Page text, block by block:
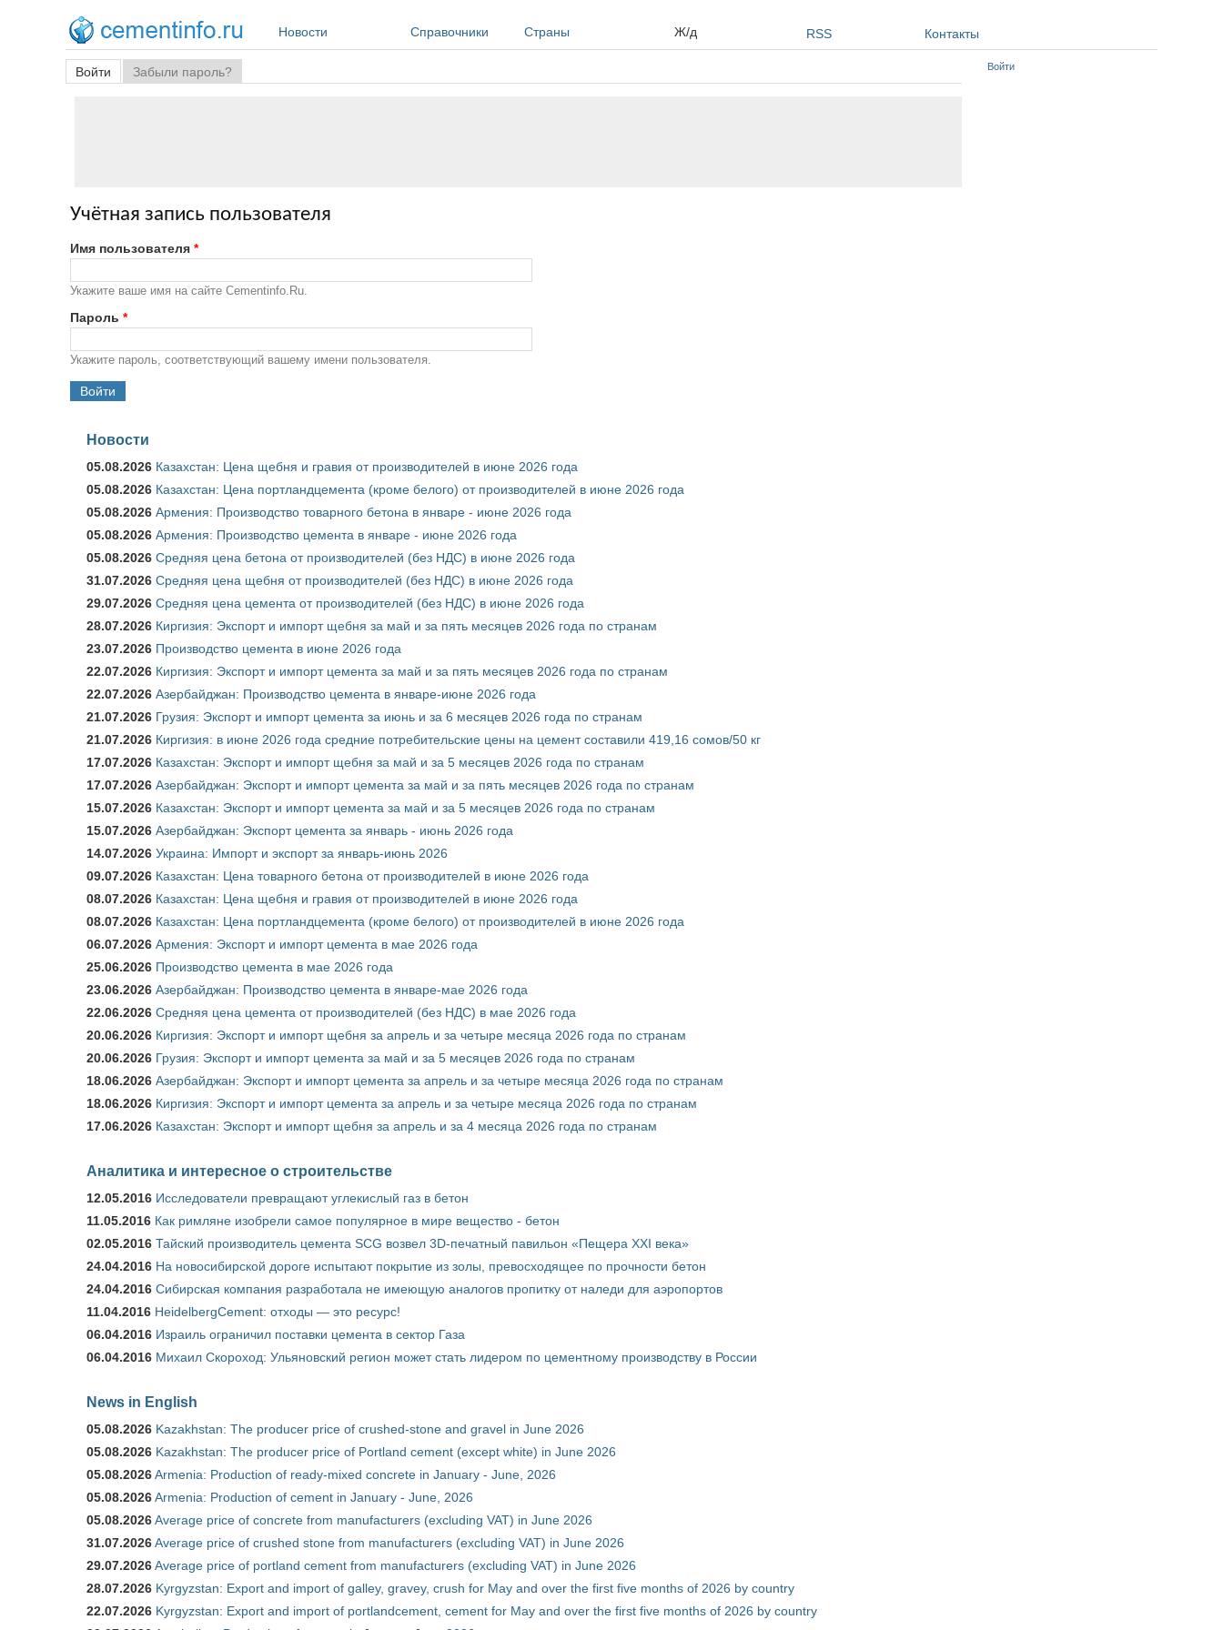
Новости
Справочники Страны Ж/д RSS Контакты
Главные вкладки
Войти (активная вкладка)
Забыли пароль?
Учётная запись пользователя
Имя пользователя *
Укажите ваше имя на сайте Cementinfo.Ru.
Пароль *
Укажите пароль, соответствующий вашему имени пользователя.
Новости
05.08.2026 Казахстан: Цена щебня и гравия от производителей в июне 2026 года
05.08.2026 Казахстан: Цена портландцемента (кроме белого) от производителей в июне 2026 года
05.08.2026 Армения: Производство товарного бетона в январе - июне 2026 года
05.08.2026 Армения: Производство цемента в январе - июне 2026 года
05.08.2026 Средняя цена бетона от производителей (без НДС) в июне 2026 года
31.07.2026 Средняя цена щебня от производителей (без НДС) в июне 2026 года
29.07.2026 Средняя цена цемента от производителей (без НДС) в июне 2026 года
28.07.2026 Киргизия: Экспорт и импорт щебня за май и за пять месяцев 2026 года по странам
23.07.2026 Производство цемента в июне 2026 года
22.07.2026 Киргизия: Экспорт и импорт цемента за май и за пять месяцев 2026 года по странам
22.07.2026 Азербайджан: Производство цемента в январе-июне 2026 года
21.07.2026 Грузия: Экспорт и импорт цемента за июнь и за 6 месяцев 2026 года по странам
21.07.2026 Киргизия: в июне 2026 года средние потребительские цены на цемент составили 419,16 сомов/50 кг
17.07.2026 Казахстан: Экспорт и импорт щебня за май и за 5 месяцев 2026 года по странам
17.07.2026 Азербайджан: Экспорт и импорт цемента за май и за пять месяцев 2026 года по странам
15.07.2026 Казахстан: Экспорт и импорт цемента за май и за 5 месяцев 2026 года по странам
15.07.2026 Азербайджан: Экспорт цемента за январь - июнь 2026 года
14.07.2026 Украина: Импорт и экспорт за январь-июнь 2026
09.07.2026 Казахстан: Цена товарного бетона от производителей в июне 2026 года
08.07.2026 Казахстан: Цена щебня и гравия от производителей в июне 2026 года
08.07.2026 Казахстан: Цена портландцемента (кроме белого) от производителей в июне 2026 года
06.07.2026 Армения: Экспорт и импорт цемента в мае 2026 года
25.06.2026 Производство цемента в мае 2026 года
23.06.2026 Азербайджан: Производство цемента в январе-мае 2026 года
22.06.2026 Средняя цена цемента от производителей (без НДС) в мае 2026 года
20.06.2026 Киргизия: Экспорт и импорт щебня за апрель и за четыре месяца 2026 года по странам
20.06.2026 Грузия: Экспорт и импорт цемента за май и за 5 месяцев 2026 года по странам
18.06.2026 Азербайджан: Экспорт и импорт цемента за апрель и за четыре месяца 2026 года по странам
18.06.2026 Киргизия: Экспорт и импорт цемента за апрель и за четыре месяца 2026 года по странам
17.06.2026 Казахстан: Экспорт и импорт щебня за апрель и за 4 месяца 2026 года по странам
Аналитика и интересное о строительстве
12.05.2016 Исследователи превращают углекислый газ в бетон
11.05.2016 Как римляне изобрели самое популярное в мире вещество - бетон
02.05.2016 Тайский производитель цемента SCG возвел 3D-печатный павильон «Пещера XXI века»
24.04.2016 На новосибирской дороге испытают покрытие из золы, превосходящее по прочности бетон
24.04.2016 Сибирская компания разработала не имеющую аналогов пропитку от наледи для аэропортов
11.04.2016 HeidelbergCement: отходы — это ресурс!
06.04.2016 Израиль ограничил поставки цемента в сектор Газа
06.04.2016 Михаил Скороход: Ульяновский регион может стать лидером по цементному производству в России
News in English
05.08.2026 Kazakhstan: The producer price of crushed-stone and gravel in June 2026
05.08.2026 Kazakhstan: The producer price of Portland cement (except white) in June 2026
05.08.2026Armenia: Production of ready-mixed concrete in January - June, 2026
05.08.2026Armenia: Production of cement in January - June, 2026
05.08.2026Average price of concrete from manufacturers (excluding VAT) in June 2026
31.07.2026Average price of crushed stone from manufacturers (excluding VAT) in June 2026
29.07.2026Average price of portland cement from manufacturers (excluding VAT) in June 2026
28.07.2026 Kyrgyzstan: Export and import of galley, gravey, crush for May and over the first five months of 2026 by country
22.07.2026 Kyrgyzstan: Export and import of portlandcement, cement for May and over the first five months of 2026 by country
Войти